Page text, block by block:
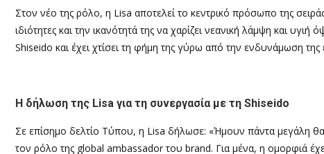
Στον νέο της ρόλο, η Lisa αποτελεί το κεντρικό πρόσωπο της
ιδιότητες και την ικανότητά της να χαρίζει νεανική λάμψη και
Shiseido και έχει χτίσει τη φήμη της γύρω από την ενδυνάμωση
Η δήλωση της Lisa για τη συνεργασία με τη Shiseido
Σε επίσημο δελτίο Τύπου, η Lisa δήλωσε: «Ήμουν πάντα μεγάλη
τον ρόλο της global ambassador του brand. Για μένα, η ομορφιά